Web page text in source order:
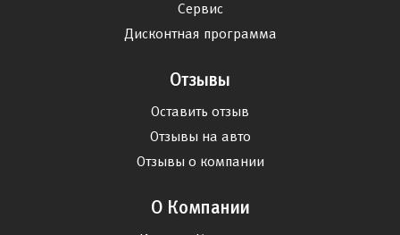
Сервис
Дисконтная программа
Отзывы
Оставить отзыв
Отзывы на авто
Отзывы о компании
О Компании